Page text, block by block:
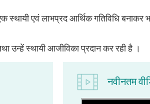
स्‍थायी एवं लाभप्रद आर्थिक गतिविधि बनाकर
उन्‍हें स्‍थायी आजीविका प्रदान कर रही है ।
नवीनतम